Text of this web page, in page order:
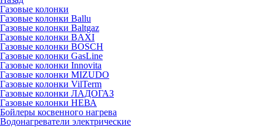
Газовые колонки
Газовые колонки Ballu
Газовые колонки Baltgaz
Газовые колонки BAXI
Газовые колонки BOSCH
Газовые колонки GasLine
Газовые колонки Innovita
Газовые колонки MIZUDO
Газовые колонки VilTerm
Газовые колонки ЛАДОГАЗ
Газовые колонки НЕВА
Бойлеры косвенного нагрева
Водонагреватели электрические